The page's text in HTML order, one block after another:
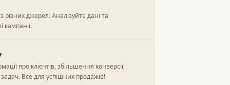
різних джерел. Аналізуйте дані та
кампанії.
про клієнтів, збільшення конверсії,
Все для успішних продажів!